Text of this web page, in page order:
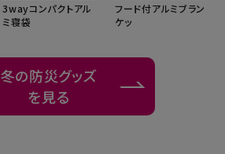
3wayコンパクトアル
ミ寝袋
フード付アルミブラン
ケッ
冬の防災グッズ
を見る